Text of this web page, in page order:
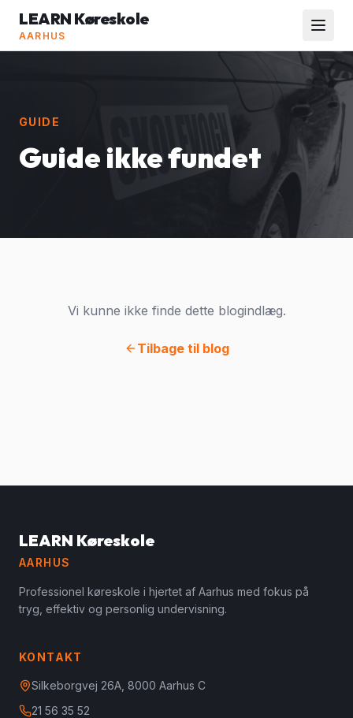
LEARN Køreskole
AARHUS
GUIDE
Guide ikke fundet
Vi kunne ikke finde dette blogindlæg.
Tilbage til blog
LEARN Køreskole
AARHUS
Professionel køreskole i hjertet af Aarhus med fokus på
tryg, effektiv og personlig undervisning.
KONTAKT
Silkeborgvej 26A, 8000 Aarhus C
21 56 35 52